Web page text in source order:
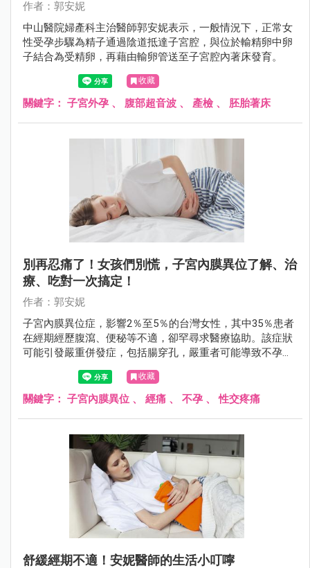
作者：郭安妮
中山醫院婦產科主治醫師郭安妮表示，一般情況下，正常女
性受孕步驟為精子通過陰道抵達子宮腔，與位於輸精卵中卵
子結合為受精卵，再藉由輸卵管送至子宮腔內著床發育。
收藏
關鍵字： 子宮外孕 、 腹部超音波 、 產檢 、 胚胎著床
別再忍痛了！女孩們別慌，子宮內膜異位了解、治
療、吃對一次搞定！
作者：郭安妮
子宮內膜異位症，影響2％至5％的台灣女性，其中35％患者
在經期經歷腹瀉、便秘等不適，卻罕尋求醫療協助。該症狀
可能引發嚴重併發症，包括腸穿孔，嚴重者可能導致不孕。
臨床表現包括經痛、不孕症、性交疼痛等。及早發現及治療
至關重要，特別對計劃生育的女性，懷孕期間的荷爾蒙變化
有助於症狀緩解。
收藏
關鍵字： 子宮內膜異位 、 經痛 、 不孕 、性交疼痛
舒緩經期不適！安妮醫師的生活小叮嚀